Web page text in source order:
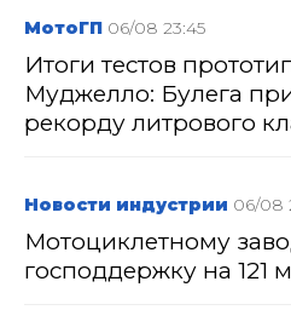
МотоГП 06/08 23:45
Итоги тестов
Муджелло: Булега
рекорду литрового
Новости индустрии 06/08
Мотоциклетному
господдержку на 121